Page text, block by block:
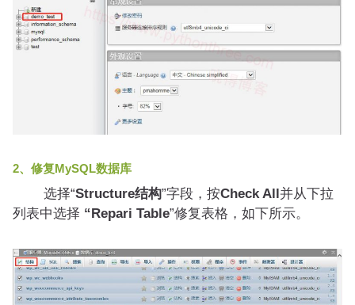
2、修复MySQL数据库
选择“Structure结构”字段，按Check All并从下拉
列表中选择 “Repari Table”修复表格，如下所示。